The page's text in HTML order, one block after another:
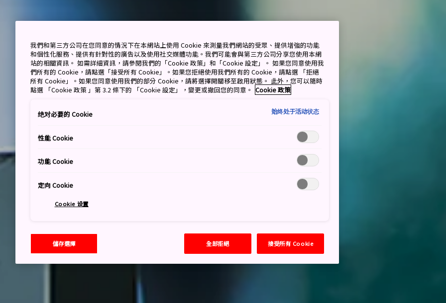
我們和第三方公司在您同意的情況下在本網站上使用 Cookie 來測量我們網站的受眾、提供增強的功能
和個性化服務、提供有針對性的廣告以及使用社交媒體功能。我們可能會與第三方公司分享您使用本網
站的相關資訊。 如需詳細資訊，請參閱我們的「Cookie 政策」和「Cookie 設定」。 如果您同意使用我
們所有的 Cookie，請點選「接受所有 Cookie」。如果您拒絕使用我們所有的 Cookie，請點選 「拒絕
所有 Cookie」。如果您同意使用我們的部分 Cookie，請將選擇開關移至啟用狀態。 此外，您可以隨時
點選 「Cookie 政策 」第 3.2 條下的 「Cookie 設定」，變更或撤回您的同意。 Cookie 政策
绝对必要的 Cookie 始终处于活动状态
性能 Cookie
功能 Cookie
定向 Cookie
Cookie 设置
儲存選擇 全部拒絕 接受所有 Cookie